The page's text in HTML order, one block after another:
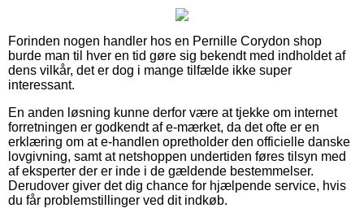
Forinden nogen handler hos en Pernille Corydon shop
burde man til hver en tid gøre sig bekendt med indholdet af
dens vilkår, det er dog i mange tilfælde ikke super
interessant.
En anden løsning kunne derfor være at tjekke om internet
forretningen er godkendt af e-mærket, da det ofte er en
erklæring om at e-handlen opretholder den officielle danske
lovgivning, samt at netshoppen undertiden føres tilsyn med
af eksperter der er inde i de gældende bestemmelser.
Derudover giver det dig chance for hjælpende service, hvis
du får problemstillinger ved dit indkøb.